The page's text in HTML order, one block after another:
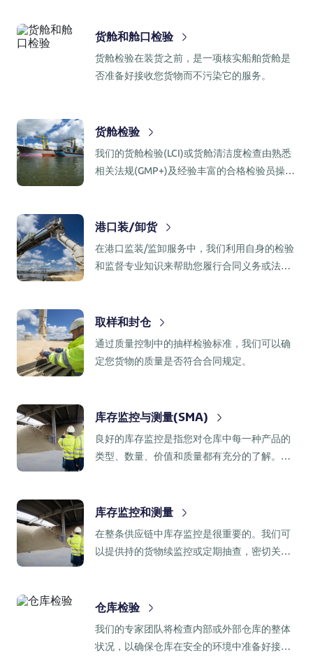
货舱和舱口检验
货舱检验在装货之前，是一项核实船舶货舱是
否准备好接收您货物而不污染它的服务。
货舱检验
我们的货舱检验(LCI)或货舱清洁度检查由熟悉
相关法规(GMP+)及经验丰富的合格检验员操作
港口装/卸货
在港口监装/监卸服务中，我们利用自身的检验
和监督专业知识来帮助您履行合同义务或法
取样和封仓
通过质量控制中的抽样检验标准，我们可以确
定您货物的质量是否符合合同规定。
库存监控与测量(SMA)
良好的库存监控是指您对仓库中每一种产品的
类型、数量、价值和质量都有充分的了解。我
库存监控和测量
在整条供应链中库存监控是很重要的。我们可
以提供持的货物续监控或定期抽查，密切关注
仓库检验
我们的专家团队将检查内部或外部仓库的整体
状况，以确保仓库在安全的环境中准备好接收